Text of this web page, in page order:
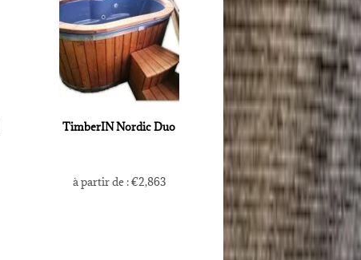
TimberIN Nordic Duo
à partir de :€2,863